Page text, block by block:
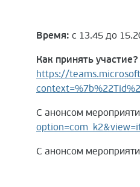
Время: с 13.45 до
Как принять участие?
https://
С анонсом
С анонсом